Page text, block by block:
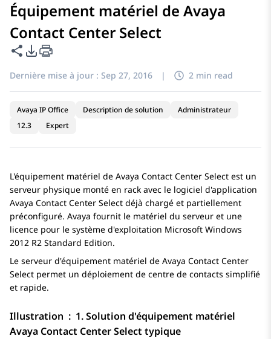
Équipement matériel de Avaya
Contact Center Select
Partager cette page
Options d'exportation PDF
Dernière mise à jour : Sep 27, 2016 | 2 min read
Avaya IP Office Description de solution
Administrateur
12.3
Expert
L'équipement matériel de Avaya Contact Center Select est un
serveur physique monté en rack avec le logiciel d'application
Avaya Contact Center Select déjà chargé et partiellement
préconfiguré. Avaya fournit le matériel du serveur et une
licence pour le système d'exploitation Microsoft Windows
2012 R2 Standard Edition.
Le serveur d'équipement matériel de Avaya Contact Center
Select permet un déploiement de centre de contacts simplifié
et rapide.
Illustration : 1.Solution d'équipement matériel
Avaya Contact Center Select typique